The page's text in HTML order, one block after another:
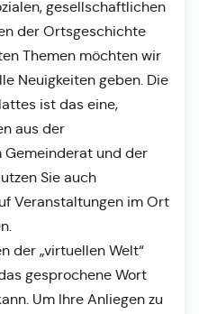
gesellschaftlichen
der Ortsgeschichte
Themen möchten wir
Neuigkeiten geben. Die
ist das eine,
aus der
Gemeinderat und der
Sie auch
Veranstaltungen im Ort
der „virtuellen Welt“
gesprochene Wort
Um Ihre Anliegen zu